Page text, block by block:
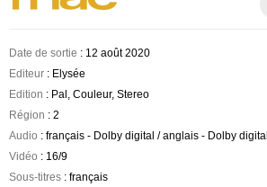
Date de sortie : 12 août 2020
Editeur : Elysée
Edition : Pal, Couleur, Stereo
Région : 2
Audio : français - Dolby digital / anglais - Dolby digital
Vidéo : 16/9
Sous-titres : français